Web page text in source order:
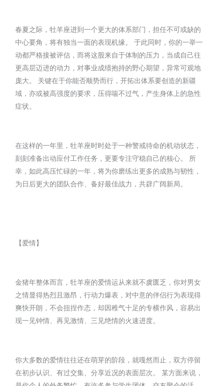
春夏之际，牡羊座进到一个更大的体系部门，担任不可或缺的
中心要角，将有独当一面的表现机缘。 于此同时，你的一举一
动都严格接被评估，而将这股来自于体制的压力，当成自己往
更高层迈进的动力，对事业成绩抱持的野心期望，异常可观地
庞大。 关键在于你能否顺势而行，开拓出体系要创造的新疆
域，亦或被高强度的要求，压得喘不过气，产生身体上的急性
症状。
在这样的一年里，牡羊座时时处于一种警戒待命的机动状态，
刻刻准备出动应付工作任务，更要专注守稳自己的核心。 所
幸，如此高压忙碌的一年，将为你磨练出更多的成熟与韧性，
为日后更大的团队合作、备好最佳战力，共辟广阔新局。
【爱情】
金猪年整体而言，牡羊座的爱情运从来就不虞匮乏，你对男女
之情显得热烈且激昂，行动力爆表，对中意的伴侣行为表现得
爽快开朗，不会扭捏作态，却因稚气十足的专横作风，容易出
现一见钟情、再见激情、三见绝情的火速进度。
你大多数的爱情往往还在萌芽的阶段，就嘎然而止，双方停留
在初步认识、有过交集、分享近况的表面层次。 某方面来说，